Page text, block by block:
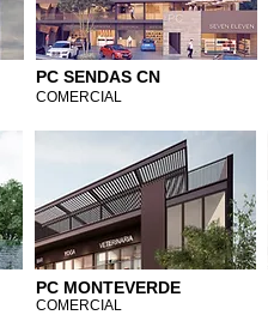
PC SENDAS CN
COMERCIAL
PC MONTEVERDE
COMERCIAL